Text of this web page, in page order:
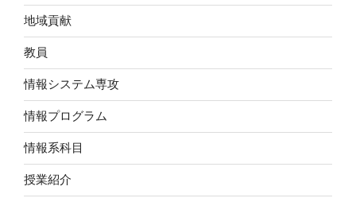
地域貢献
教員
情報システム専攻
情報プログラム
情報系科目
授業紹介